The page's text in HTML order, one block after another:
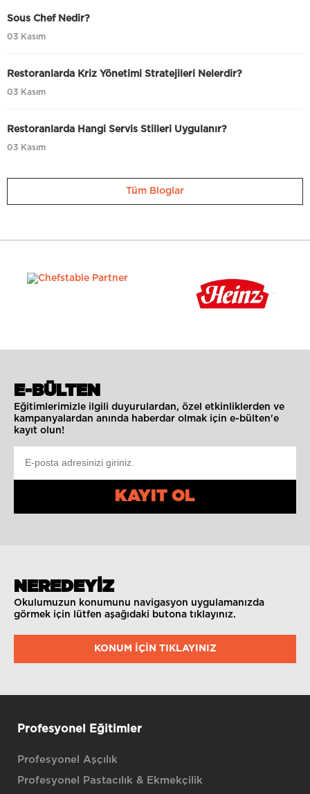
Sous Chef Nedir?
03 Kasım
Restoranlarda Kriz Yönetimi Stratejileri Nelerdir?
03 Kasım
Restoranlarda Hangi Servis Stilleri Uygulanır?
03 Kasım
Tüm Bloglar
E-BÜLTEN
Eğitimlerimizle ilgili duyurulardan, özel etkinliklerden ve
kampanyalardan anında haberdar olmak için e-bülten'e
kayıt olun!
KAYIT OL
NEREDEYİZ
Okulumuzun konumunu navigasyon uygulamanızda
görmek için lütfen aşağıdaki butona tıklayınız.
KONUM IÇIN TIKLAYINIZ
Profesyonel Eğitimler
Profesyonel Aşçılık
Profesyonel Pastacılık & Ekmekçilik